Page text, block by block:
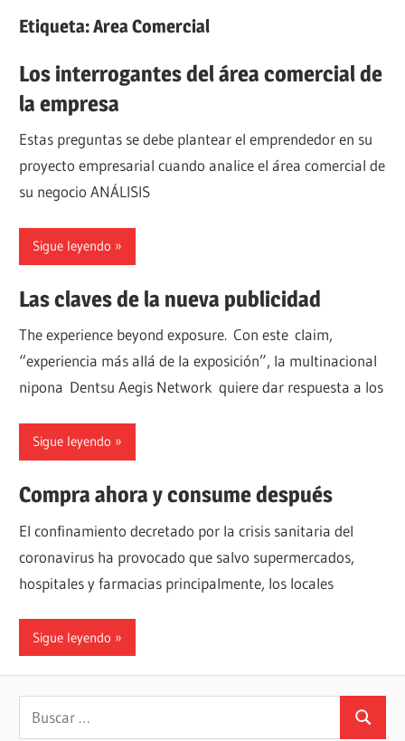
Etiqueta:Area Comercial
Los interrogantes del área comercial de
la empresa
Estas preguntas se debe plantear el emprendedor en su
proyecto empresarial cuando analice el área comercial de
su negocio ANÁLISIS
Sigue leyendo
Las claves de la nueva publicidad
The experience beyond exposure. Con este claim,
“experiencia más allá de la exposición”, la multinacional
nipona Dentsu Aegis Network quiere dar respuesta a los
Sigue leyendo
Compra ahora y consume después
El confinamiento decretado por la crisis sanitaria del
coronavirus ha provocado que salvo supermercados,
hospitales y farmacias principalmente, los locales
Sigue leyendo
Buscar:
Buscar